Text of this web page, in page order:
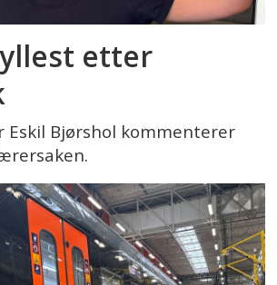
etter
Eskil Bjørshol kommenterer